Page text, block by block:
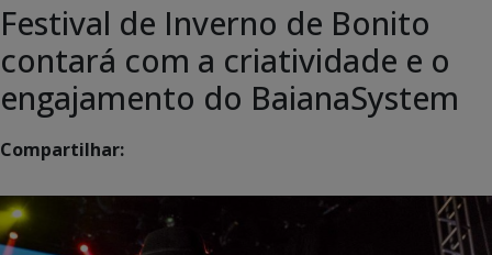
Festival de Inverno de Bonito
contará com a criatividade e o
engajamento do BaianaSystem
Compartilhar: